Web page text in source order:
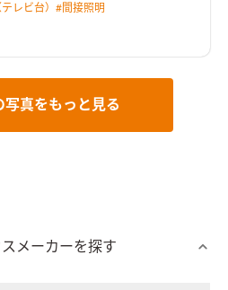
レビ台） #間接照明
写真をもっと見る
メーカーを探す